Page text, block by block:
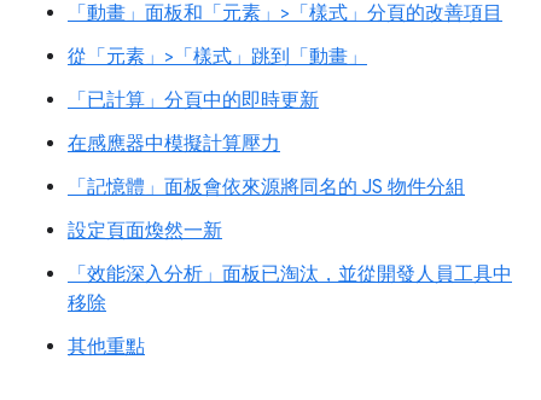
「動畫」面板和「元素」>「樣式」分頁的改善項目
從「元素」>「樣式」跳到「動畫」
「已計算」分頁中的即時更新
在感應器中模擬計算壓力
「記憶體」面板會依來源將同名的 JS 物件分組
設定頁面煥然一新
「效能深入分析」面板已淘汰，並從開發人員工具中
移除
其他重點